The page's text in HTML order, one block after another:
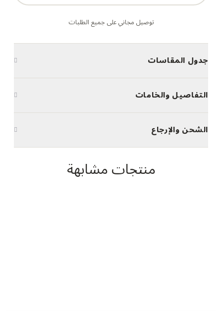
توصيل مجاني على جميع الطلبات
جدول المقاسات
التفاصيل والخامات
الشحن والإرجاع
منتجات مشابهة